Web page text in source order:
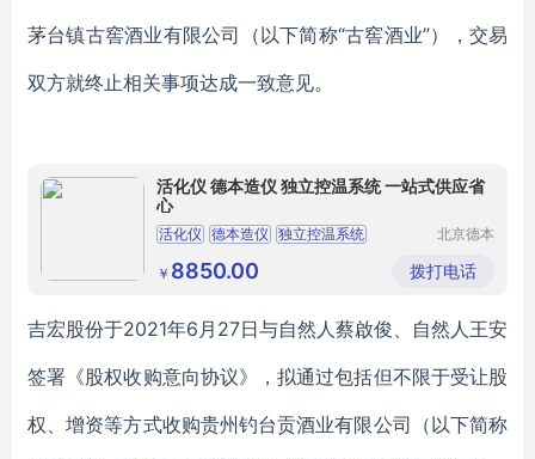
茅台镇古窖酒业有限公司（以下简称“古窖酒业”），交易
双方就终止相关事项达成一致意见。
活化仪 德本造仪 独立控温系统 一站式供应省
心
活化仪 德本造仪 独立控温系统
智能活化仪
DB
北京德本
有限公司
￥ 8850.00 拨打电话
吉宏股份于2021年6月27日与自然人蔡啟俊、自然人王安
签署《股权收购意向协议》，拟通过包括但不限于受让股
权、增资等方式收购贵州钓台贡酒业有限公司（以下简称